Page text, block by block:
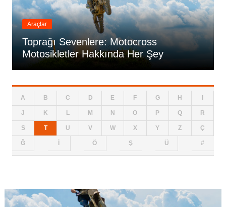
Araçlar
Toprağı Sevenlere: Motocross
Motosikletler Hakkında Her Şey
A B C D E F G H
J K L M N O P Q R
S T U V W X Y Z Ç
Ğ Ö Ş Ü #